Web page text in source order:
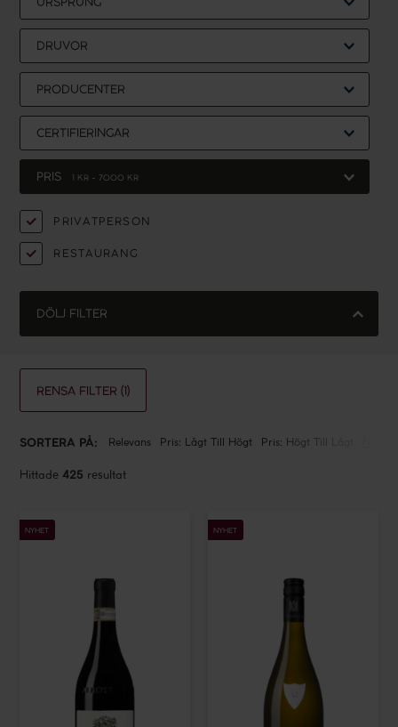
DRUVOR
PRODUCENTER
CERTIFIERINGAR
PRIS 1 KR - 7000 KR
PRIVATPERSON
RESTAURANG
DÖLJ FILTER
RENSA FILTER(1)
Hittade425 resultat
SORTERA PÅ: Relevans Pris: Lågt Till Högt Pris: Högt Till Lågt
Cigliuti
Barbaresco
Bricco
NYHET
Becker
Schweigen
Chardonnay
NYHET